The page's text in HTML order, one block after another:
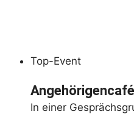
Top-Event
Angehörigencafé
In einer